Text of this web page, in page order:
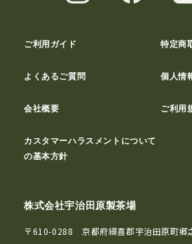
ご利用ガイド 特定商
よくあるご質問 個人情
会社概要 ご利用
カスタマーハラスメントについて
の基本方針
株式会社宇治田原製茶場
〒610-0288 京都府綴喜郡宇治田原町郷